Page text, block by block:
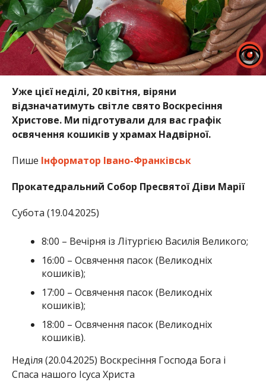
Уже цієї неділі, 20 квітня, віряни
відзначатимуть світле свято Воскресіння
Христове. Ми підготували для вас графік
освячення кошиків у храмах Надвірної.
Пише Інформатор Івано-Франківськ
Прокатедральний Собор Пресвятої Діви Марії
Субота (19.04.2025)
8:00 – Вечірня із Літургією Василія Великого;
16:00 – Освячення пасок (Великодніх
кошиків);
17:00 – Освячення пасок (Великодніх
кошиків);
18:00 – Освячення пасок (Великодніх
кошиків).
Неділя (20.04.2025) Воскресіння Господа Бога і
Спаса нашого Ісуса Христа